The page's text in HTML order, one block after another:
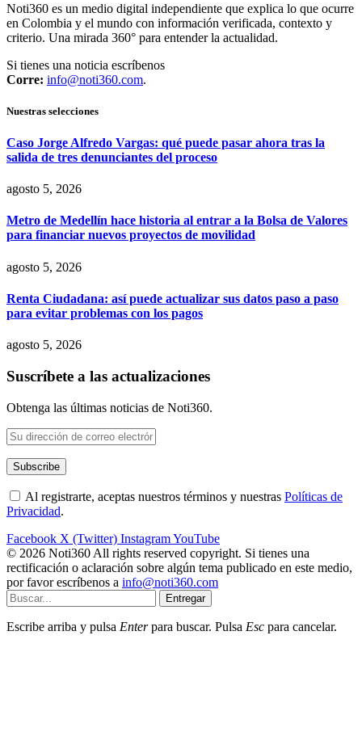
Noti360 es un medio digital independiente que explica lo que ocurre
en Colombia y el mundo con información verificada, contexto y
criterio. Una mirada 360° para entender la actualidad.
Si tienes una noticia escríbenos
Corre: info@noti360.com.
Nuestras selecciones
Caso Jorge Alfredo Vargas: qué puede pasar ahora tras la
salida de tres denunciantes del proceso
agosto 5, 2026
Metro de Medellín hace historia al entrar a la Bolsa de Valores
para financiar nuevos proyectos de movilidad
agosto 5, 2026
Renta Ciudadana: así puede actualizar sus datos paso a paso
para evitar problemas con los pagos
agosto 5, 2026
Suscríbete a las actualizaciones
Obtenga las últimas noticias de Noti360.
Al registrarte, aceptas nuestros términos y nuestras Políticas de
Privacidad.
Facebook X (Twitter) InstagramYouTube
© 2026 Noti360 All rights reserved copyright. Si tienes una
rectificación o aclaración sobre algún tema publicado en este medio,
por favor escríbenos a info@noti360.com
Entregar
Escribe arriba y pulsa Enterpara buscar. Pulsa Esc para cancelar.